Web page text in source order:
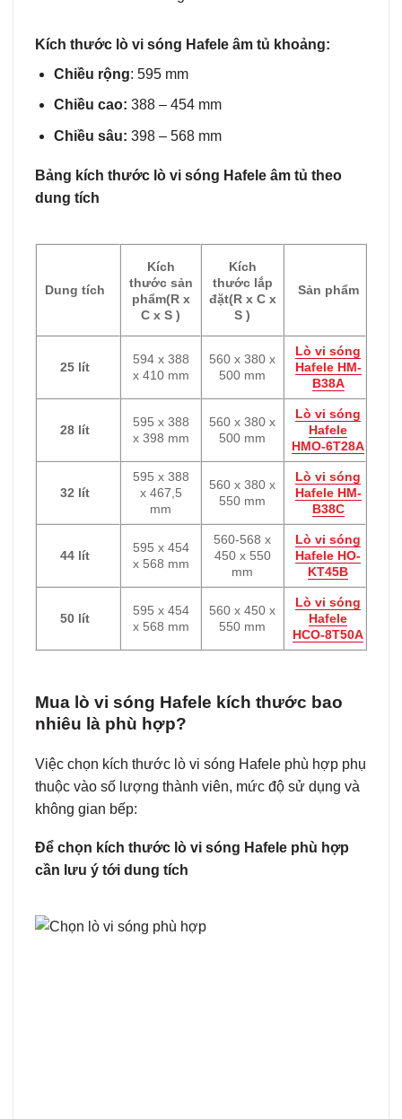
Kích thước lò vi sóng Hafele âm tủ khoảng:
Chiều rộng: 595 mm
Chiều cao: 388 – 454 mm
Chiều sâu: 398 – 568 mm
Bảng kích thước lò vi sóng Hafele âm tủ theo
dung tích
Dung tích
Kích
thước sản
phẩm(R x
C x S )
Kích
thước lắp
đặt(R x C x
S )
Sản phẩm
25 lít
594 x 388
x 410 mm
560 x 380 x
500 mm
Lò vi sóng
Hafele HM-
B38A
28 lít
595 x 388
x 398 mm
560 x 380 x
500 mm
Lò vi sóng
Hafele
HMO-6T28A
32 lít
595 x 388
x 467,5
mm
560 x 380 x
550 mm
Lò vi sóng
Hafele HM-
B38C
44 lít
595 x 454
x 568 mm
560-568 x
450 x 550
mm
Lò vi sóng
Hafele HO-
KT45B
50 lít
595 x 454
x 568 mm
560 x 450 x
550 mm
Lò vi sóng
Hafele
HCO-8T50A
Mua lò vi sóng Hafele kích thước bao
nhiêu là phù hợp?
Việc chọn kích thước lò vi sóng Hafele phù hợp phụ
thuộc vào số lượng thành viên, mức độ sử dụng và
không gian bếp:
Để chọn kích thước lò vi sóng Hafele phù hợp
cần lưu ý tới dung tích